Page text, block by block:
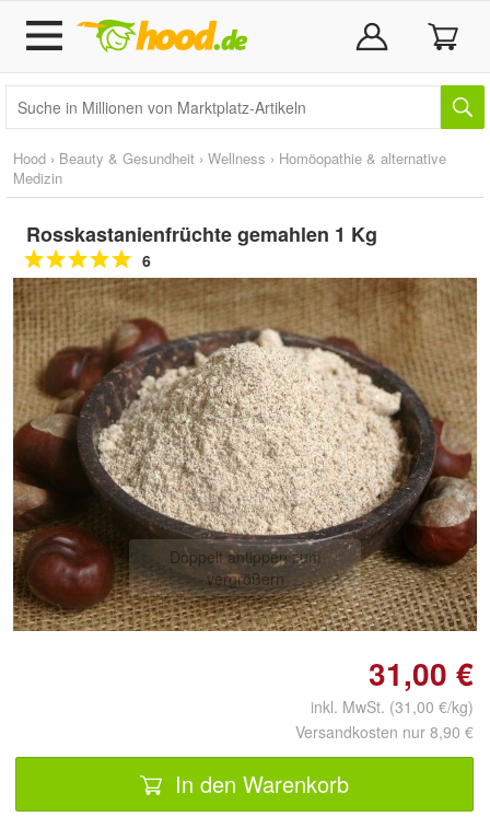
Hood › Beauty & Gesundheit › Wellness › Homöopathie & alternative
Medizin
Rosskastanienfrüchte gemahlen 1 Kg
6
Doppelt antippen zum
vergrößern
31,00 €
inkl. MwSt. (31,00 €/kg)
Versandkosten nur 8,90 €
In den Warenkorb